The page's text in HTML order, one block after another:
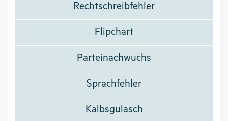
Rechtschreibfehler
Flipchart
Parteinachwuchs
Sprachfehler
Kalbsgulasch